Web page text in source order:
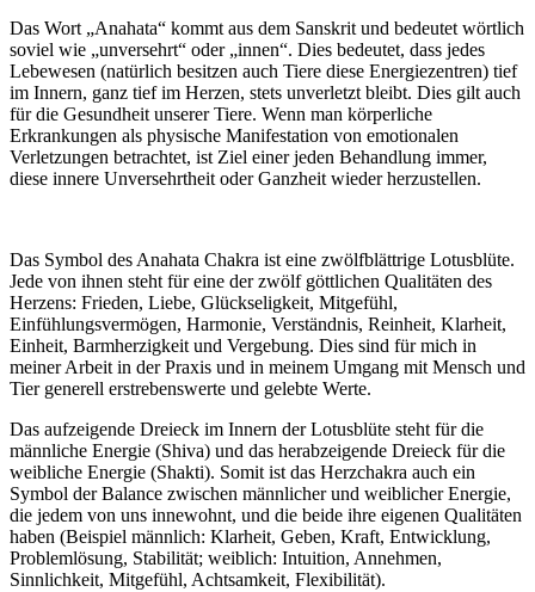
Das Wort „Anahata“ kommt aus dem Sanskrit und bedeutet wörtlich
soviel wie „unversehrt“ oder „innen“. Dies bedeutet, dass jedes
Lebewesen (natürlich besitzen auch Tiere diese Energiezentren) tief
im Innern, ganz tief im Herzen, stets unverletzt bleibt. Dies gilt auch
für die Gesundheit unserer Tiere. Wenn man körperliche
Erkrankungen als physische Manifestation von emotionalen
Verletzungen betrachtet, ist Ziel einer jeden Behandlung immer,
diese innere Unversehrtheit oder Ganzheit wieder herzustellen.
Das Symbol des Anahata Chakra ist eine zwölfblättrige Lotusblüte.
Jede von ihnen steht für eine der zwölf göttlichen Qualitäten des
Herzens: Frieden, Liebe, Glückseligkeit, Mitgefühl,
Einfühlungsvermögen, Harmonie, Verständnis, Reinheit, Klarheit,
Einheit, Barmherzigkeit und Vergebung. Dies sind für mich in
meiner Arbeit in der Praxis und in meinem Umgang mit Mensch und
Tier generell erstrebenswerte und gelebte Werte.
Das aufzeigende Dreieck im Innern der Lotusblüte steht für die
männliche Energie (Shiva) und das herabzeigende Dreieck für die
weibliche Energie (Shakti). Somit ist das Herzchakra auch ein
Symbol der Balance zwischen männlicher und weiblicher Energie,
die jedem von uns innewohnt, und die beide ihre eigenen Qualitäten
haben (Beispiel männlich: Klarheit, Geben, Kraft, Entwicklung,
Problemlösung, Stabilität; weiblich: Intuition, Annehmen,
Sinnlichkeit, Mitgefühl, Achtsamkeit, Flexibilität).